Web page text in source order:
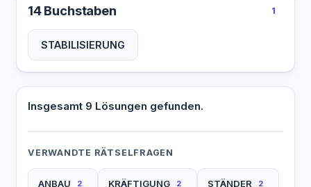
14 Buchstaben 1
STABILISIERUNG
Insgesamt 9 Lösungen gefunden.
VERWANDTE RÄTSELFRAGEN
ANBAU 2 KRÄFTIGUNG 2 STÄNDER 2